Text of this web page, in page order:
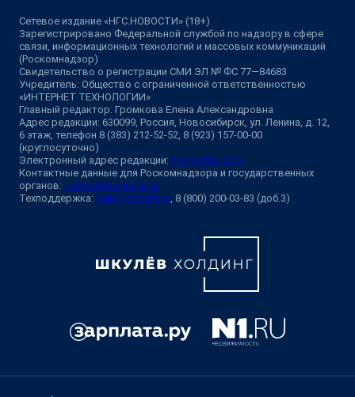
Сетевое издание «НГС.НОВОСТИ» (18+)
Зарегистрировано Федеральной службой по надзору в сфере
связи, информационных технологий и массовых коммуникаций
(Роскомнадзор)
Свидетельство о регистрации СМИ ЭЛ № ФС 77—84683
Учредитель: Общество с ограниченной ответственностью
«ИНТЕРНЕТ ТЕХНОЛОГИИ»
Главный редактор: Громкова Елена Александровна
Адрес редакции: 630099, Россия, Новосибирск, ул. Ленина, д. 12,
6 этаж, телефон 8 (383) 212-52-52, 8 (923) 157-00-00
(круглосуточно)
Электронный адрес редакции: ngs@shkulev.ru
Контактные данные для Роскомнадзора и государственных
органов: juristnsk@shkulev.ru
Техподдержка: help@shkulev.ru, 8 (800) 200-03-83 (доб.3)